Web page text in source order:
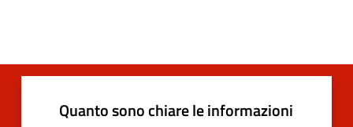
Quanto sono chiare le informazioni